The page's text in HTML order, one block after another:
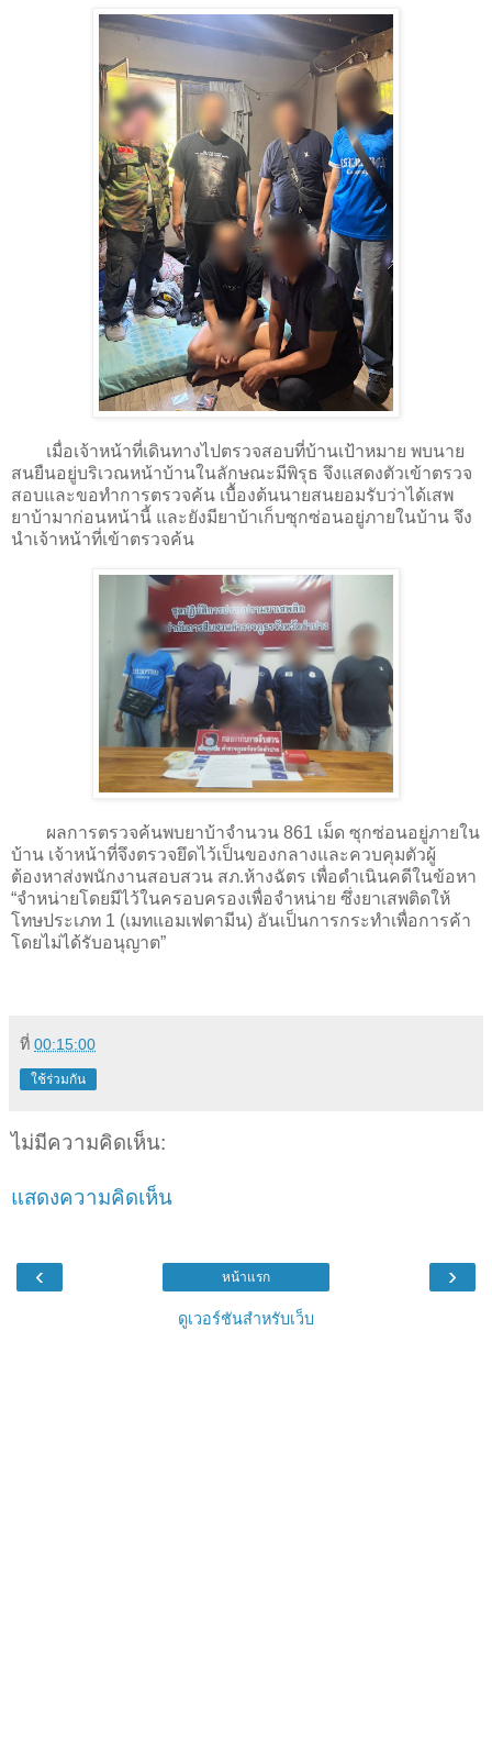
เมื่อเจ้าหน้าที่เดินทางไปตรวจสอบที่บ้านเป้าหมาย พบนาย
สนยืนอยู่บริเวณหน้าบ้านในลักษณะมีพิรุธ จึงแสดงตัวเข้าตรวจ
สอบและขอทำการตรวจค้น เบื้องต้นนายสนยอมรับว่าได้เสพ
ยาบ้ามาก่อนหน้านี้ และยังมียาบ้าเก็บซุกซ่อนอยู่ภายในบ้าน จึง
นำเจ้าหน้าที่เข้าตรวจค้น
ผลการตรวจค้นพบยาบ้าจำนวน 861 เม็ด ซุกซ่อนอยู่ภายใน
บ้าน เจ้าหน้าที่จึงตรวจยึดไว้เป็นของกลางและควบคุมตัวผู้
ต้องหาส่งพนักงานสอบสวน สภ.ห้างฉัตร เพื่อดำเนินคดีในข้อหา
“จำหน่ายโดยมีไว้ในครอบครองเพื่อจำหน่าย ซึ่งยาเสพติดให้
โทษประเภท 1 (เมทแอมเฟตามีน) อันเป็นการกระทำเพื่อการค้า
โดยไม่ได้รับอนุญาต”
ที่ 00:15:00
ใช้ร่วมกัน
ไม่มีความคิดเห็น:
แสดงความคิดเห็น
‹ ›
หน้าแรก
ดูเวอร์ชันสำหรับเว็บ